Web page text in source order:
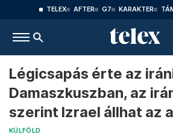
TELEX AFTER G7 KARAKTER
Légicsapás érte az
Damaszkuszban, az
szerint Izrael állhat az
KÜLFÖLD